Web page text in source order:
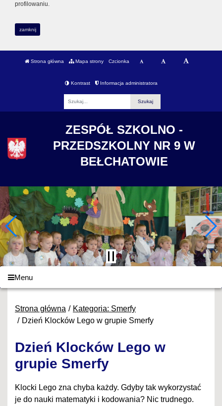
profilowaniu.
zamknij
Strona główna Mapa strony Czcionka
Kontrast Informacja administratora
ZESPÓŁ SZKOLNO -
PRZEDSZKOLNY NR 9 W
BEŁCHATOWIE
Menu
Strona główna
Kategoria: Smerfy
Dzień Klocków Lego w grupie Smerfy
Dzień Klocków Lego w
grupie Smerfy
Klocki Lego zna chyba każdy. Gdyby tak wykorzystać
je do nauki matematyki i kodowania? Nic trudnego.